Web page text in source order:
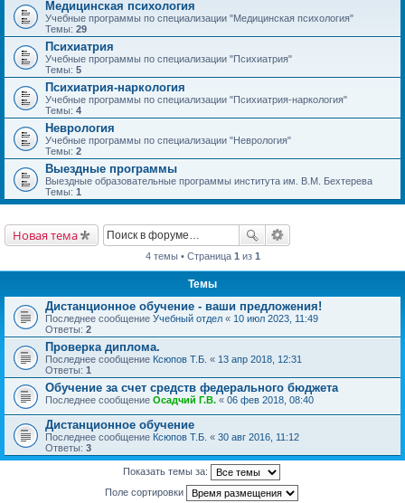
Медицинская психология
Учебные программы по специализации "Медицинская психология"
Темы: 29
Психиатрия
Учебные программы по специализации "Психиатрия"
Темы: 5
Психиатрия-наркология
Учебные программы по специализации "Психиатрия-наркология"
Темы: 4
Неврология
Учебные программы по специализации "Неврология"
Темы: 2
Выездные программы
Выездные образовательные программы института им. В.М. Бехтерева
Темы: 1
Новая тема
4 темы • Страница 1 из 1
Темы
Дистанционное обучение - ваши предложения!
Последнее сообщение Учебный отдел « 10 июл 2023, 11:49
Ответы: 2
Проверка диплома.
Последнее сообщение Ксюпов Т.Б. « 13 апр 2018, 12:31
Ответы: 1
Обучение за счет средств федерального бюджета
Последнее сообщение Осадчий Г.В. « 06 фев 2018, 08:40
Дистанционное обучение
Последнее сообщение Ксюпов Т.Б. « 30 авг 2016, 11:12
Ответы: 3
Показать темы за:
Поле сортировки